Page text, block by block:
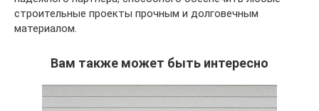
строительные проекты прочным и долговечным
материалом.
Вам также может быть интересно